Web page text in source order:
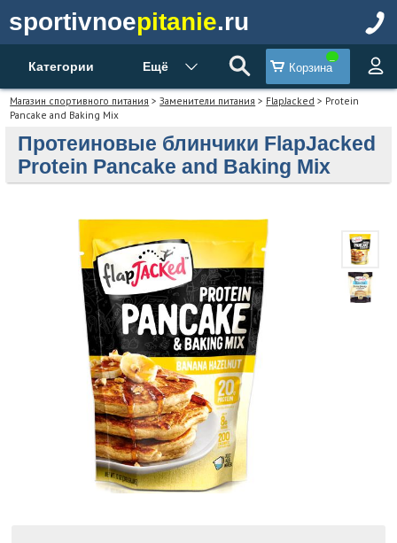
sportivnoepitanie.ru
Категории Ещё Корзина
Магазин спортивного питания >Заменители питания > FlapJacked > Protein
Pancake and Baking Mix
Протеиновые блинчики FlapJacked
Protein Pancake and Baking Mix